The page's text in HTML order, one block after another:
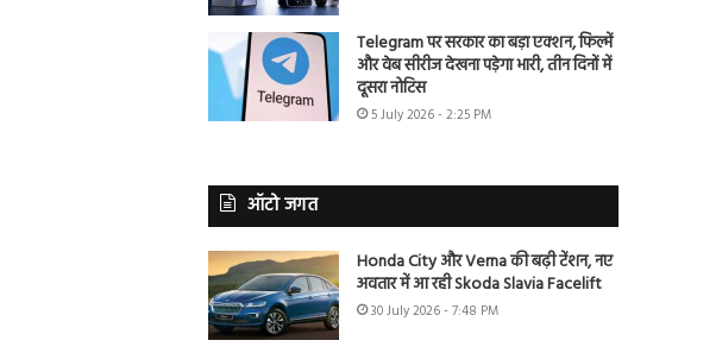
Telegram पर सरकार का बड़ा एक्शन, फिल्में
और वेब सीरीज देखना पड़ेगा भारी, तीन दिनों में
दूसरा नोटिस
5 July 2026 - 2:25 PM
ऑटो जगत
Honda City और Verna की बढ़ी टेंशन, नए
अवतार में आ रही Skoda Slavia Facelift
30 July 2026 - 7:48 PM